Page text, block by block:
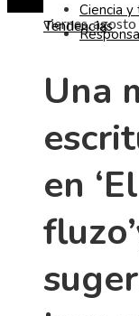
viernes, agosto
Ciencia
Tendencias
Una
en